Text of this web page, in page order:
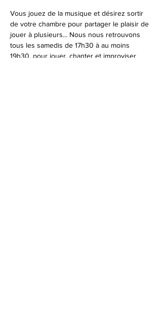
Vous jouez de la musique et désirez sortir
de votre chambre pour partager le plaisir de
jouer à plusieurs... Nous nous retrouvons
tous les samedis de 17h30 à au moins
19h30, pour jouer, chanter et improviser